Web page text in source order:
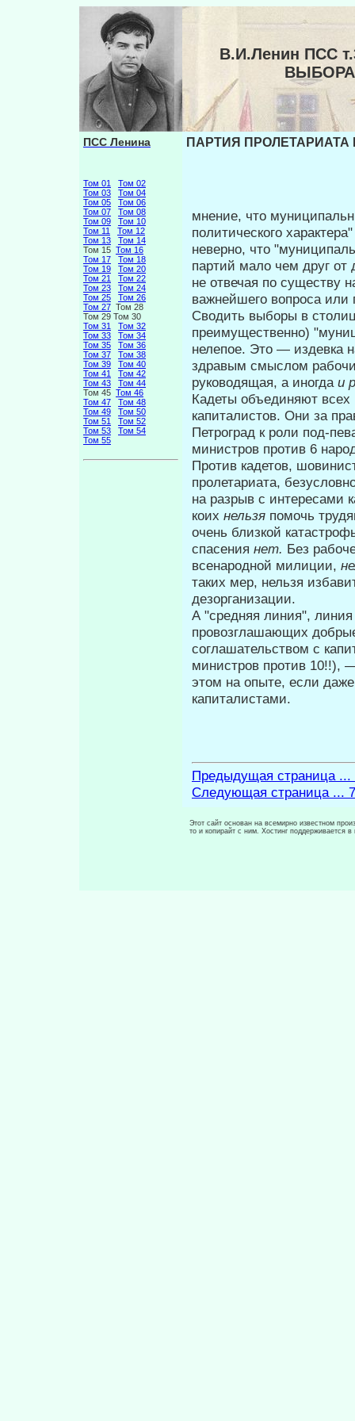
В.И.Ленин ПСС
ПСС Ленина
Том 01
Том 02
Том 03
Том 04
Том 05
Том 06
Том 07
Том 08
Том 09
Том 10
Том 11
Том 12
Том 13
Том 14
Том 15 Том 16
Том 17
Том 18
Том 19
Том 20
Том 21
Том 22
Том 23
Том 24
Том 25
Том 26
Том 27 Том 28
Том 29 Том 30
Том 31
Том 32
Том 33
Том 34
Том 35
Том 36
Том 37
Том 38
Том 39
Том 40
Том 41
Том 42
Том 43
Том 44
Том 45 Том 46
Том 47
Том 48
Том 49
Том 50
Том 51
Том 52
Том 53
Том 54
Том 55
ПАРТИЯ
мнение, что
политического
неверно, что
партий мало чем друг от
не отвечая по существу
важнейшего вопроса или
Сводить выборы в
преимущест­венно)
нелепое. Это — издевка
здравым смыслом
руководящая, а иногда и
Кадеты объединяют
капита­листов. Они за
Петроград к роли под-
министров против 6
Против кадетов,
пролета­риата,
на разрыв с инте­ресами
коих нельзя помочь
очень близкой
спасения нет. Без
всенародной милиции,
таких мер, нельзя
дезорганизации.
А "средняя линия",
провоз­глашающих
соглашательством с
министров против 10!!),
этом на опыте, если
капиталистами.
Предыдущая страница ...
Следующая страница ...
Этот сайт основан на всемирно известном
то и копирайт с ним. Хостинг поддерживается